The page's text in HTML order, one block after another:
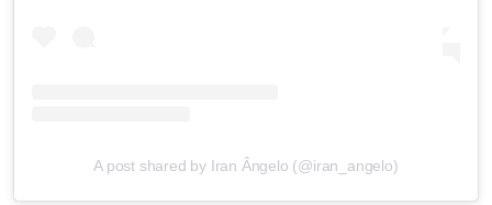
A post shared by Iran Ângelo (@iran_angelo)